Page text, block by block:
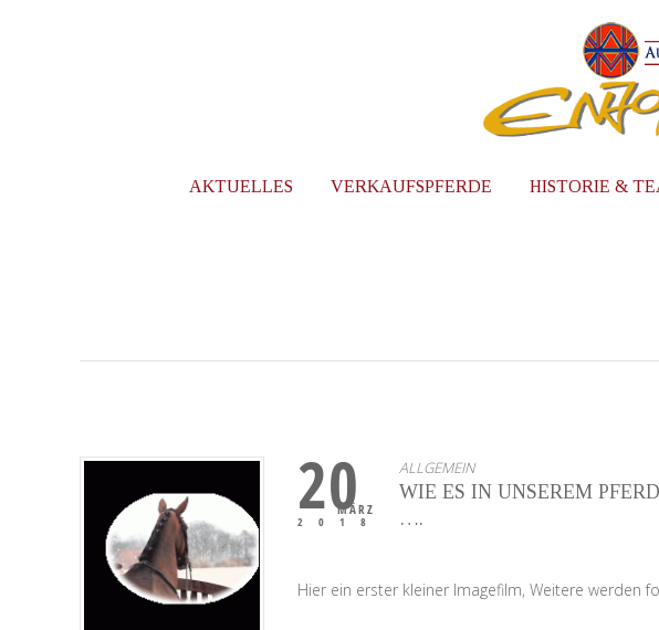
AKTUELLES VERKAUFSPFERDE HISTORIE &
20
MÄRZ
2018
ALLGEMEIN
WIE ES IN UNSEREM
….
Hier ein erster kleiner Imagefilm, Weitere werden